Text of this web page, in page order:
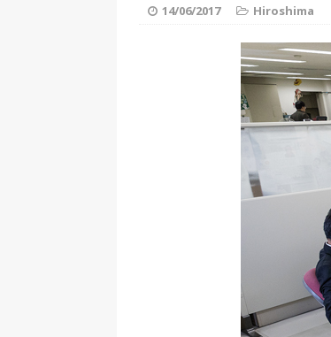
14/06/2017 Hiroshima